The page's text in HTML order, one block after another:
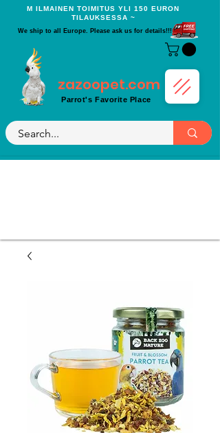
Μ ILMAINEN TOIMITUS YLI 150 EURON
TILAUKSESSA ~
We ship to all Europe. Please ask us for details!!!
zazoopet.com
Parrot's Favorite Place